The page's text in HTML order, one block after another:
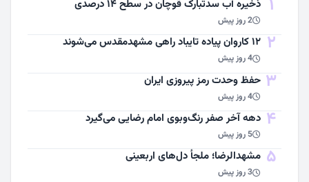
1 ذخیره آب سدتبارک قوچان در سطح ۱۴ درصدی
2 روز پیش
2 ۱۲ کاروان پیاده تایباد راهی مشهدمقدس می‌شوند
4 روز پیش
3 حفظ وحدت رمز پیروزی ایران
4 روز پیش
4 دهه آخر صفر رنگ‌وبوی امام رضایی می‌گیرد
5 روز پیش
5 مشهد‌الرضا؛ ملجأ دل‌های اربعینی
3 روز پیش